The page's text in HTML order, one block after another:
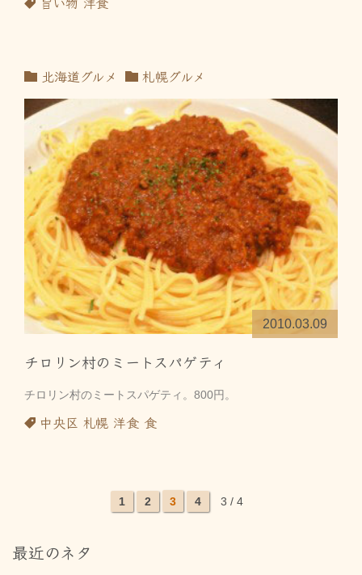
北海道グルメ 札幌グルメ
2010.03.09
チロリン村のミートスパゲティ
チロリン村のミートスパゲティ。800円。
中央区 札幌 洋食 食
1 2 3 4 3 / 4
最近のネタ